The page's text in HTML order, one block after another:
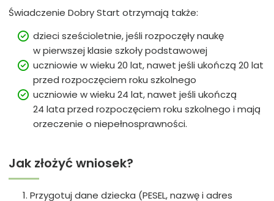
Świadczenie Dobry Start otrzymają także:
dzieci sześcioletnie, jeśli rozpoczęły naukę
w pierwszej klasie szkoły podstawowej
uczniowie w wieku 20 lat, nawet jeśli ukończą 20 lat
przed rozpoczęciem roku szkolnego
uczniowie w wieku 24 lat, nawet jeśli ukończą
24 lata przed rozpoczęciem roku szkolnego i mają
orzeczenie o niepełnosprawności.
Jak złożyć wniosek?
Przygotuj dane dziecka (PESEL, nazwę i adres